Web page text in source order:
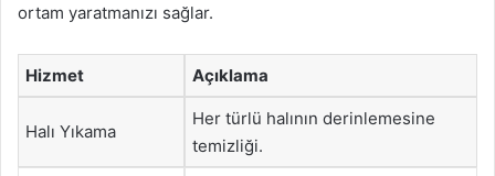
ortam yaratmanızı sağlar.
Hizmet Açıklama
Halı Yıkama
Her türlü halının derinlemesine
temizliği.